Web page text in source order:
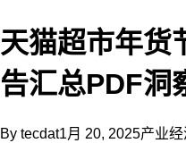
天猫超市年货
告汇总PDF洞
By tecdat1月 20, 2025产业